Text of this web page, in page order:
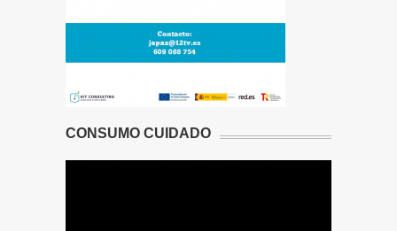
CONSUMO CUIDADO